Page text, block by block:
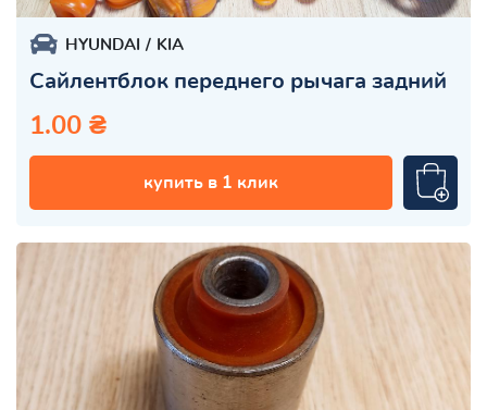
HYUNDAI KIA
Сайлентблок переднего рычага задний
1.00 ₴
купить в 1 клик